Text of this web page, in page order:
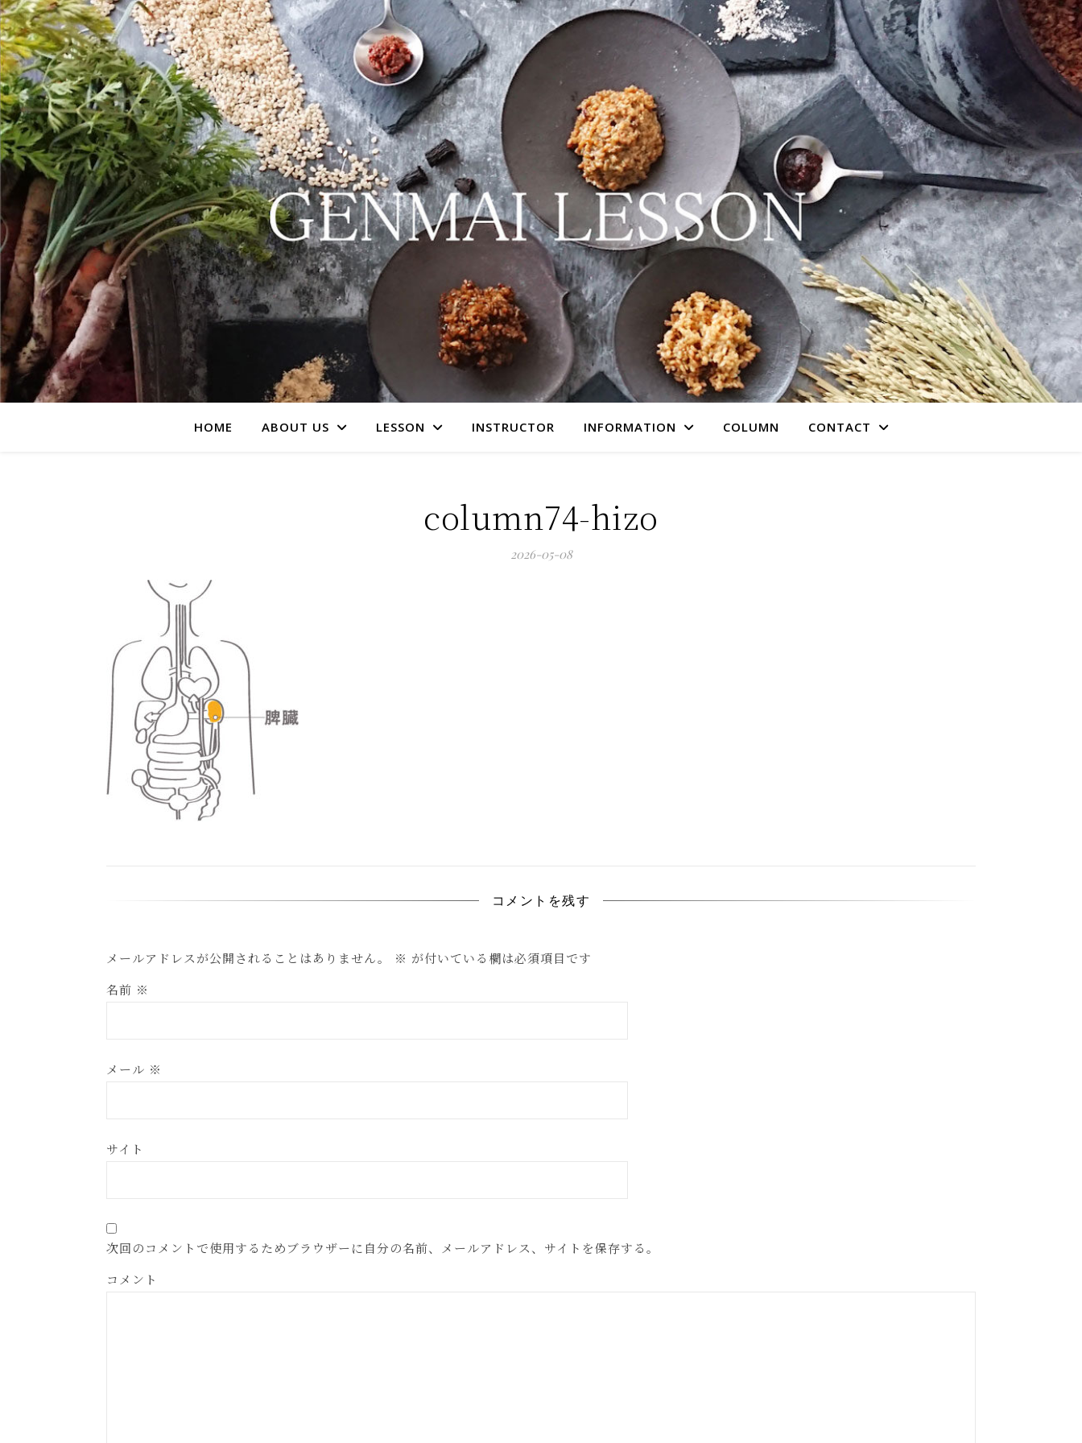
HOME ABOUT US LESSON INSTRUCTOR INFORMATION COLUMN CONTACT
column74-hizo
2026-05-08
コメントを残す
メールアドレスが公開されることはありません。 ※ が付いている欄は必須項目です
名前 ※
メール ※
サイト
次回のコメントで使用するためブラウザーに自分の名前、メールアドレス、サイトを保存する。
コメント